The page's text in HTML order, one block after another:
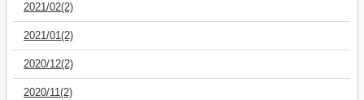
2021/02(2)
2021/01(2)
2020/12(2)
2020/11(2)